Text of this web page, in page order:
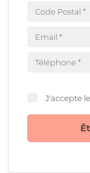
J'accepte